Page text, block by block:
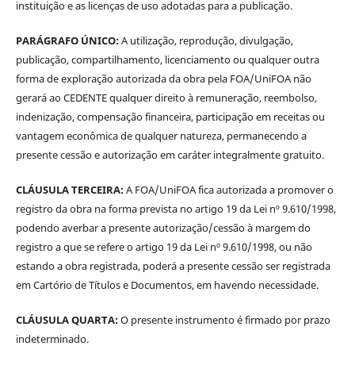
instituição e as licenças de uso adotadas para a publicação.
PARÁGRAFO ÚNICO:A utilização, reprodução, divulgação,
publicação, compartilhamento, licenciamento ou qualquer outra
forma de exploração autorizada da obra pela FOA/UniFOA não
gerará ao CEDENTE qualquer direito à remuneração, reembolso,
indenização, compensação financeira, participação em receitas ou
vantagem econômica de qualquer natureza, permanecendo a
presente cessão e autorização em caráter integralmente gratuito.
CLÁUSULA TERCEIRA:A FOA/UniFOA fica autorizada a promover o
registro da obra na forma prevista no artigo 19 da Lei nº 9.610/1998,
podendo averbar a presente autorização/cessão à margem do
registro a que se refere o artigo 19 da Lei nº 9.610/1998, ou não
estando a obra registrada, poderá a presente cessão ser registrada
em Cartório de Títulos e Documentos, em havendo necessidade.
CLÁUSULA QUARTA:O presente instrumento é firmado por prazo
indeterminado.